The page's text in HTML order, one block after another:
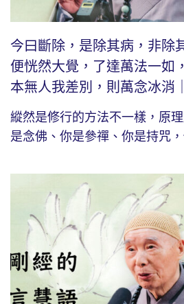
今曰斷除，是除其病，非除
便恍然大覺，了達萬法一如
本無人我差別，則萬念冰消
縱然是修行的方法不一樣，原
是念佛、你是參禪、你是持咒